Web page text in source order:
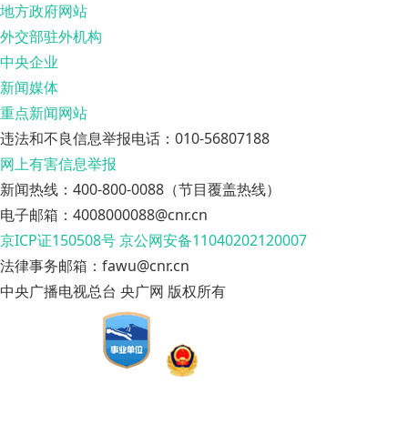
地方政府网站
外交部驻外机构
中央企业
新闻媒体
重点新闻网站
违法和不良信息举报电话：010-56807188
网上有害信息举报
新闻热线：400-800-0088（节目覆盖热线）
电子邮箱：4008000088@cnr.cn
京ICP证150508号京公网安备11040202120007
法律事务邮箱：fawu@cnr.cn
中央广播电视总台 央广网 版权所有